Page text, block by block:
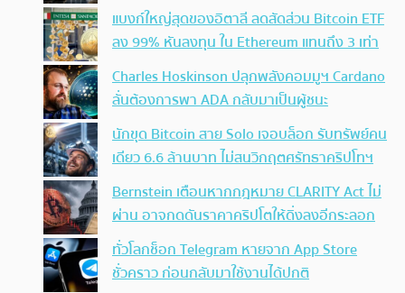
แบงก์ใหญ่สุดของอิตาลี ลดสัดส่วน Bitcoin ETF
ลง 99% หันลงทุน ใน Ethereum แทนถึง 3 เท่า
Charles Hoskinson ปลุกพลังคอมมูฯ Cardano
ลั่นต้องการพา ADA กลับมาเป็นผู้ชนะ
นักขุด Bitcoin สาย Solo เจอบล็อก รับทรัพย์คน
เดียว 6.6 ล้านบาท ไม่สนวิกฤตศรัทธาคริปโทฯ
Bernstein เตือนหากกฎหมาย CLARITY Act ไม่
ผ่าน อาจกดดันราคาคริปโตให้ดิ่งลงอีกระลอก
ทั่วโลกช็อก Telegram หายจาก App Store
ชั่วคราว ก่อนกลับมาใช้งานได้ปกติ